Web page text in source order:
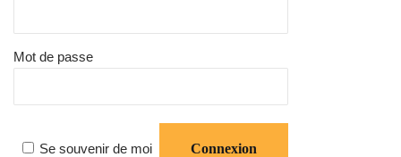
Mot de passe
Se souvenir de moi